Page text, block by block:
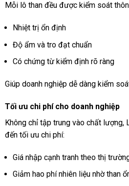
Mỗi lô than đều được kiểm soát
Nhiệt trị ổn định
Độ ẩm và tro đạt chuẩn
Có chứng từ kiểm định rõ ràng
Giúp doanh nghiệp dễ dàng kiểm
Tối ưu chi phí cho doanh nghiệp
Không chỉ tập trung vào chất lượng,
đến tối ưu chi phí:
Giá nhập cạnh tranh theo thị
Giảm hao phí nhiên liệu nhờ than